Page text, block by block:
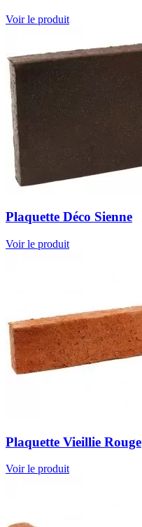
Voir le produit
Plaquette Déco Sienne
Voir le produit
Plaquette Vieillie Rouge
Voir le produit